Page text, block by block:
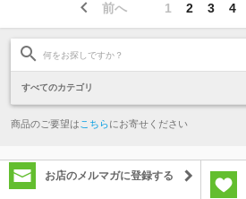
前へ 1 2 3 4
商品のご要望は こちらにお寄せください
お店のメルマガに登録する